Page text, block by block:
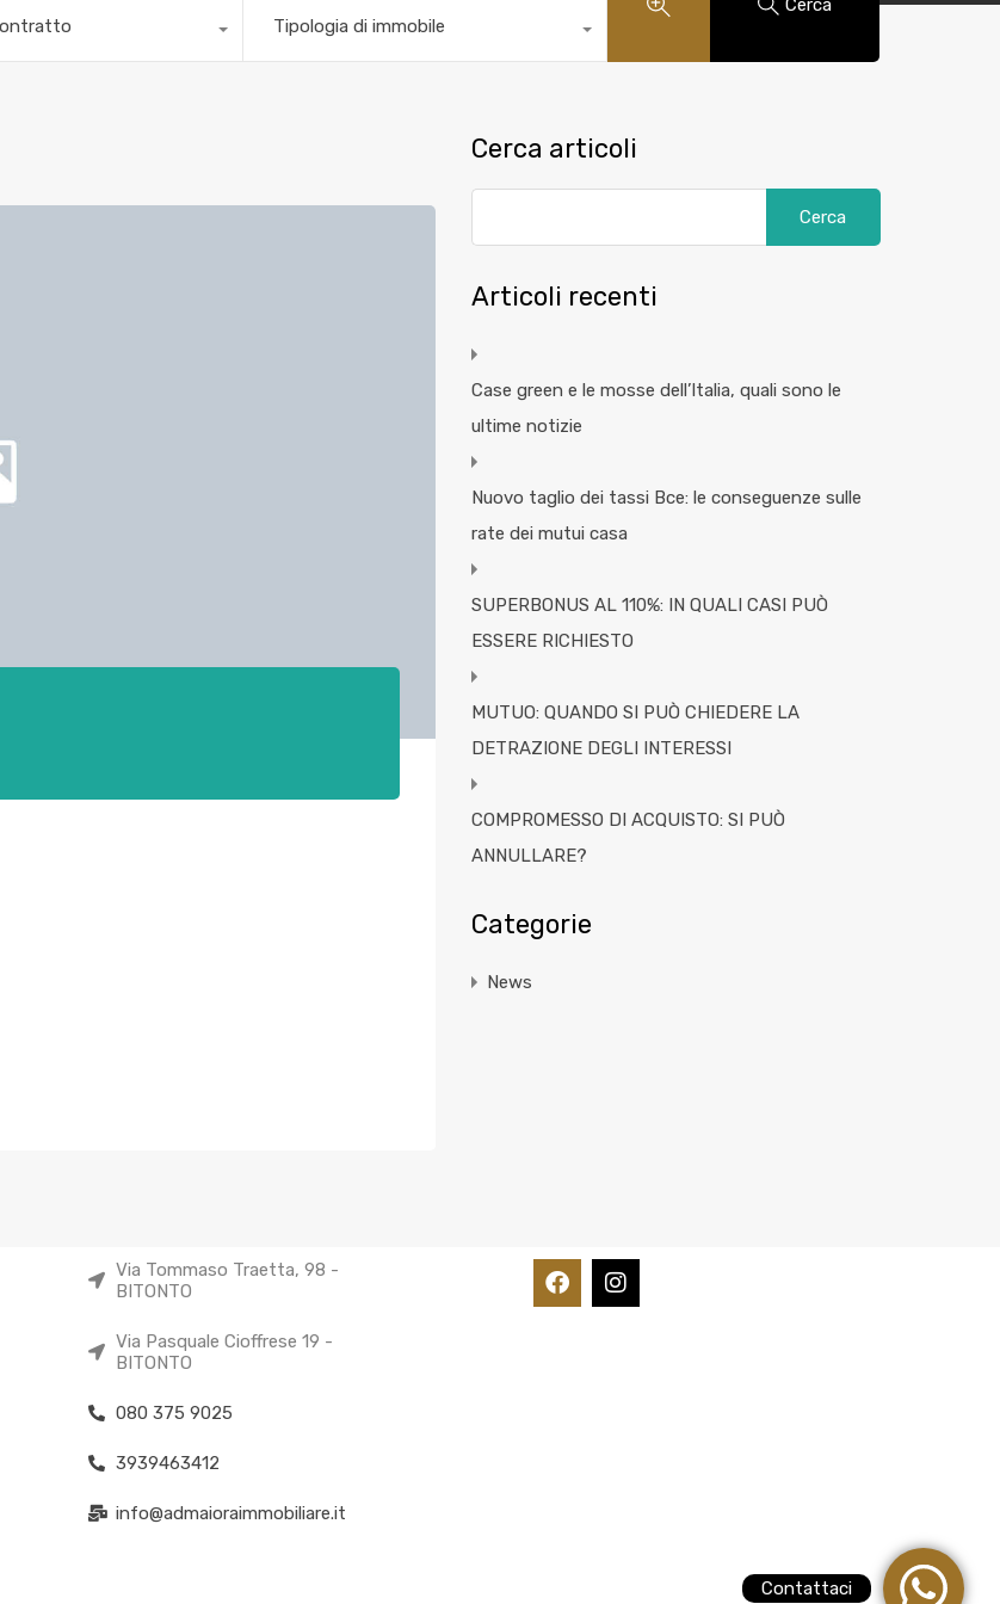
Tipologia di immobile
Cerca
Cerca articoli
Articoli recenti
Case green e le mosse dell’Italia, quali sono le
ultime notizie
Nuovo taglio dei tassi Bce: le conseguenze sulle
rate dei mutui casa
SUPERBONUS AL 110%: IN QUALI CASI PUÒ
ESSERE RICHIESTO
MUTUO: QUANDO SI PUÒ CHIEDERE LA
DETRAZIONE DEGLI INTERESSI
COMPROMESSO DI ACQUISTO: SI PUÒ
ANNULLARE?
Categorie
News
Via Tommaso Traetta, 98 -
BITONTO
Via Pasquale Cioffrese 19 -
BITONTO
080 375 9025
3939463412
info@admaioraimmobiliare.it
Contattaci